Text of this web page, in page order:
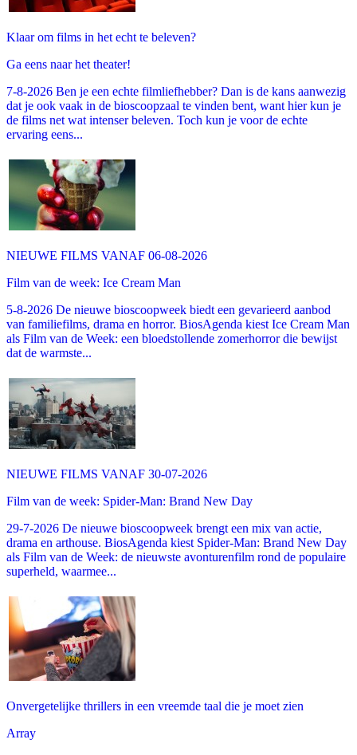
Klaar om films in het echt te beleven?
Ga eens naar het theater!
7-8-2026 Ben je een echte filmliefhebber? Dan is de kans aanwezig
dat je ook vaak in de bioscoopzaal te vinden bent, want hier kun je
de films net wat intenser beleven. Toch kun je voor de echte
ervaring eens...
NIEUWE FILMS VANAF 06-08-2026
Film van de week: Ice Cream Man
5-8-2026 De nieuwe bioscoopweek biedt een gevarieerd aanbod
van familiefilms, drama en horror. BiosAgenda kiest Ice Cream Man
als Film van de Week: een bloedstollende zomerhorror die bewijst
dat de warmste...
NIEUWE FILMS VANAF 30-07-2026
Film van de week: Spider-Man: Brand New Day
29-7-2026 De nieuwe bioscoopweek brengt een mix van actie,
drama en arthouse. BiosAgenda kiest Spider-Man: Brand New Day
als Film van de Week: de nieuwste avonturenfilm rond de populaire
superheld, waarmee...
Onvergetelijke thrillers in een vreemde taal die je moet zien
Array